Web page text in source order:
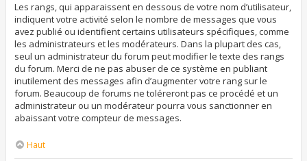
Les rangs, qui apparaissent en dessous de votre nom d’utilisateur,
indiquent votre activité selon le nombre de messages que vous
avez publié ou identifient certains utilisateurs spécifiques, comme
les administrateurs et les modérateurs. Dans la plupart des cas,
seul un administrateur du forum peut modifier le texte des rangs
du forum. Merci de ne pas abuser de ce système en publiant
inutilement des messages afin d’augmenter votre rang sur le
forum. Beaucoup de forums ne toléreront pas ce procédé et un
administrateur ou un modérateur pourra vous sanctionner en
abaissant votre compteur de messages.
Haut